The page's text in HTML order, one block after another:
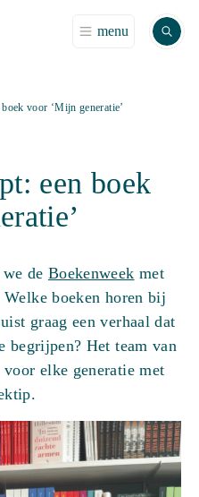
menu Zoek
voor ‘Mijn generatie’
een boek
de Boekenweek met
boeken horen bij
graag een verhaal dat
begrijpen? Het team van
elke generatie met